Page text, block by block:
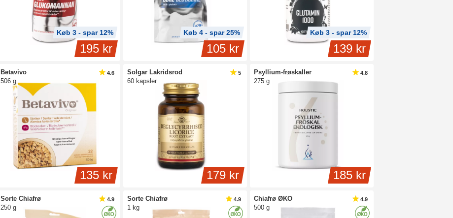
Køb 3 - spar 12%
195 kr
Køb 4 - spar 25%
105 kr
Køb 3 - spar 12%
139 kr
Betavivo
506 g
135 kr
4.6
Solgar Lakridsrod
60 kapsler
179 kr
5
Psyllium-frøskaller
275 g
185 kr
4.8
Sorte Chiafrø
250 g
4.9
Sorte Chiafrø
1 kg
4.9
Chiafrø ØKO
500 g
4.9